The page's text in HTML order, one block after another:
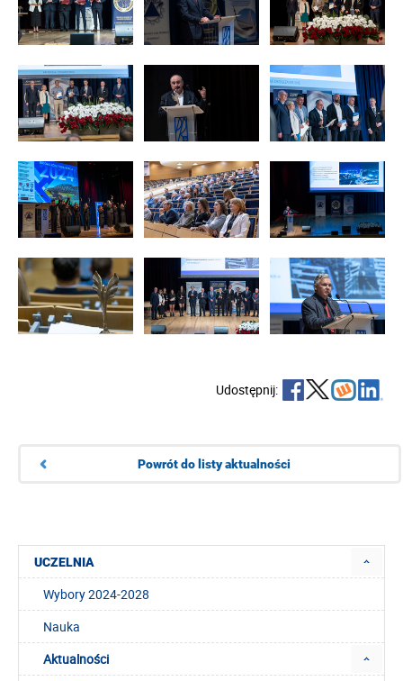
Udostępnij:
Powrót do listy aktualności
UCZELNIA
Wybory 2024-2028
Nauka
Aktualności